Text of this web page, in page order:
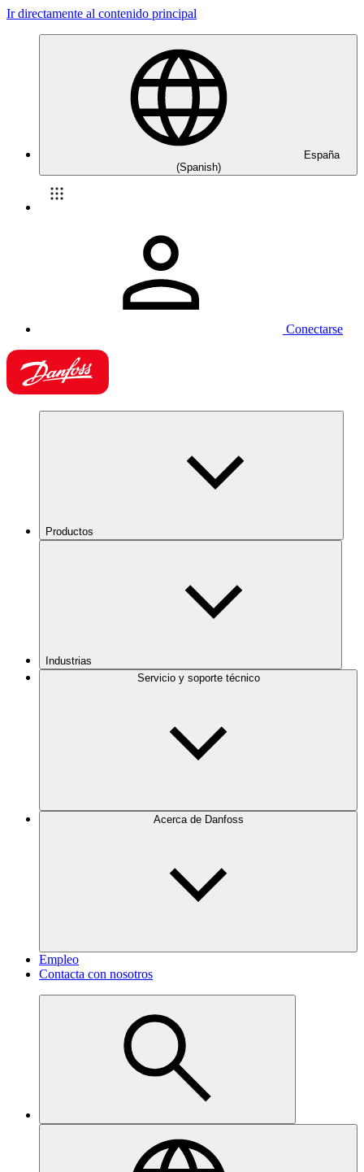
Ir directamente al contenido principal
España
(Spanish)
Conectarse
Productos
Industrias
Servicio y soporte técnico
Acerca de Danfoss
Empleo
Contacta con nosotros